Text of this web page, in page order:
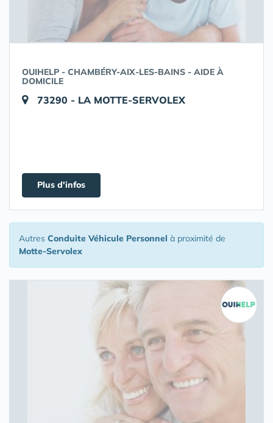
OUIHELP - CHAMBÉRY-AIX-LES-BAINS - AIDE À
DOMICILE
73290 - LA MOTTE-SERVOLEX
Plus d'infos
Autres Conduite Véhicule Personnel à proximité de
Motte-Servolex